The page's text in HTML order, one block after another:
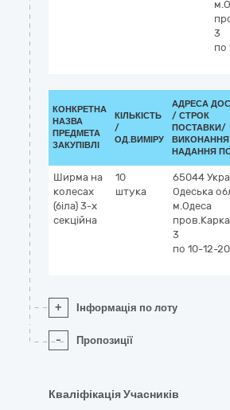
3
по
КОНКРЕТНА
НАЗВА
ПРЕДМЕТА
ЗАКУПІВЛІ
КІЛЬКІСТЬ
/
ОД.ВИМІРУ
АДРЕСА
/ СТРОК
ПОСТАВКИ/
ВИКОНАННЯ
НАДАННЯ
Ширма на
колесах
(біла) 3-х
секційна
10
штука
65044
Одеська
м.Одеса
3
по 10-12-
+ Інформація по лоту
- Пропозиції
Кваліфікація Учасників